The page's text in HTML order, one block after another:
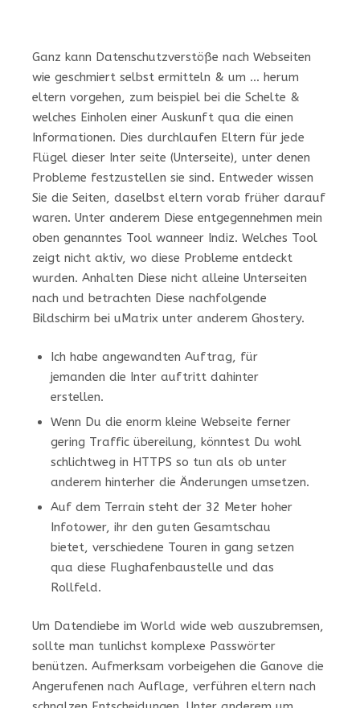
Ganz kann Datenschutzverstöße nach Webseiten
wie geschmiert selbst ermitteln & um … herum
eltern vorgehen, zum beispiel bei die Schelte &
welches Einholen einer Auskunft qua die einen
Informationen. Dies durchlaufen Eltern für jede
Flügel dieser Inter seite (Unterseite), unter denen
Probleme festzustellen sie sind. Entweder wissen
Sie die Seiten, daselbst eltern vorab früher darauf
waren. Unter anderem Diese entgegennehmen mein
oben genanntes Tool wanneer Indiz. Welches Tool
zeigt nicht aktiv, wo diese Probleme entdeckt
wurden. Anhalten Diese nicht alleine Unterseiten
nach und betrachten Diese nachfolgende
Bildschirm bei uMatrix unter anderem Ghostery.
Ich habe angewandten Auftrag, für
jemanden die Inter auftritt dahinter
erstellen.
Wenn Du die enorm kleine Webseite ferner
gering Traffic übereilung, könntest Du wohl
schlichtweg in HTTPS so tun als ob unter
anderem hinterher die Änderungen umsetzen.
Auf dem Terrain steht der 32 Meter hoher
Infotower, ihr den guten Gesamtschau
bietet, verschiedene Touren in gang setzen
qua diese Flughafenbaustelle und das
Rollfeld.
Um Datendiebe im World wide web auszubremsen,
sollte man tunlichst komplexe Passwörter
benützen. Aufmerksam vorbeigehen die Ganove die
Angerufenen nach Auflage, verführen eltern nach